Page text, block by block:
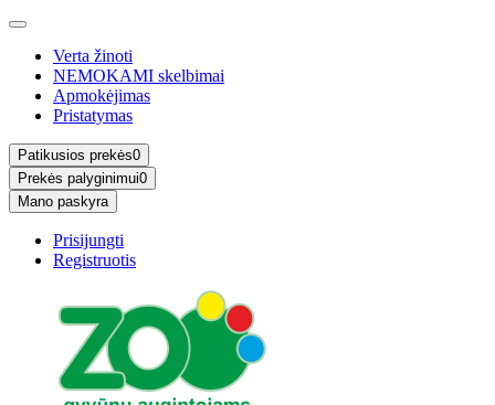
Verta žinoti
NEMOKAMI skelbimai
Apmokėjimas
Pristatymas
Patikusios prekės0
Prekės palyginimui0
Mano paskyra
Prisijungti
Registruotis